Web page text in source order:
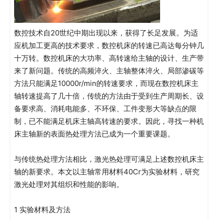
数控技术自20世纪中期出现以来，获得了长足发展。为适
应机加工更高的技术要求，数控机床的转速已高达每分钟几
十万转。数控机床的大功率、高转速给主轴的设计、生产带
来了新问题。传统的高频淬火、主轴整体淬火、局部渗碳等
方法只能满足10000r/min的转速要求，而现在数控机床主
轴转速提高了几十倍，传统的方法由于受到生产周期长、设
备要求高、消耗电能多、不环保、工件变形大等缺点的限
制，已不能满足机床主轴高转速的要求。因此，寻找一种机
床主轴新的表面热处理方法已成为一个重要课题。
与传统热处理方法相比，激光热处理可满足上述数控机床主
轴的新要求。本文以主轴常用材料40Cr为实验材料，研究
激光处理对其组织和性能的影响。
1 实验材料及方法